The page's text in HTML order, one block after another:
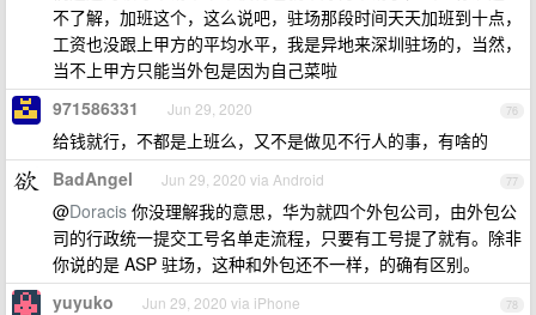
不了解，加班这个，这么说吧，驻场那段时间天天加班到十点，
工资也没跟上甲方的平均水平，我是异地来深圳驻场的，当然，
当不上甲方只能当外包是因为自己菜啦
76
971586331 Jun 29, 2020
给钱就行，不都是上班么，又不是做见不行人的事，有啥的
77
BadAngel Jun 29, 2020 via Android
@Doracis 你没理解我的意思，华为就四个外包公司，由外包公
司的行政统一提交工号名单走流程，只要有工号提了就有。除非
你说的是 ASP 驻场，这种和外包还不一样，的确有区别。
78
yuyuko Jun 29, 2020 via iPhone